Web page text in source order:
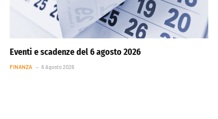
Eventi e scadenze del 6 agosto 2026
FINANZA 6 Agosto 2026